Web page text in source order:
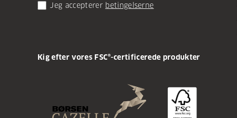
Jeg accepterer betingelserne
Kig efter vores FSC®-certificerede produkter